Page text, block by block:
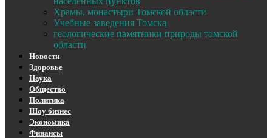
Храмы, монастыри Томской области
Учебные заведения Томска
геологические памятники природы томской
области
Новости
Здоровье
Наука
Общество
Политика
Шоу бизнес
Экономика
Финансы